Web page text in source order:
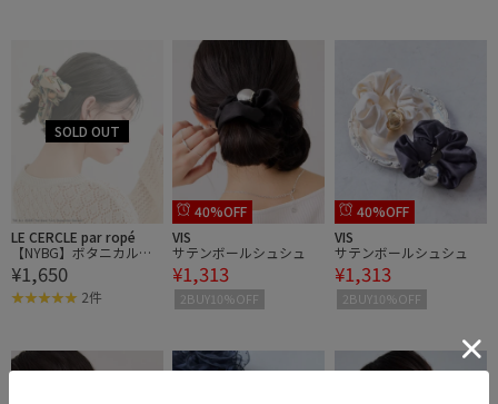
LE CERCLE par ropé
【NYBG】ボタニカル柄
シュシュ
¥1,650
2件
40%OFF
VIS
サテンボールシュシュ
¥1,313
2BUY10%OFF
40%OFF
VIS
サテンボールシュシュ
¥1,313
2BUY10%OFF